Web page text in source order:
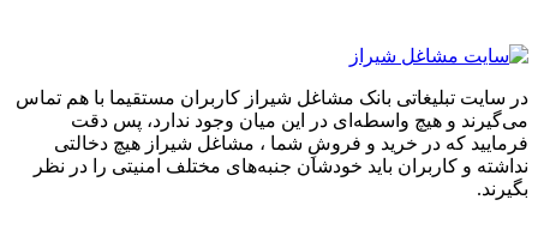
در سایت تبلیغاتی بانک مشاغل شیراز کاربران مستقیما با هم تماس
می‌گیرند و هیچ واسطه‌ای در این میان وجود ندارد، پس دقت
فرمایید که در خرید و فروشِ شما ، مشاغل شیراز هیچ دخالتی
نداشته و کاربران باید خودشان جنبه‌های مختلف امنیتی را در نظر
بگیرند.